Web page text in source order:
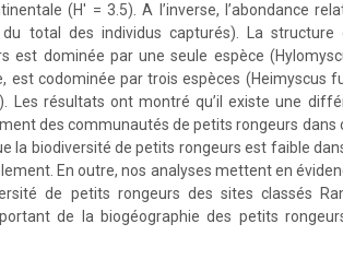
(H' = 3.5). A l’inverse, l’abondance
total des individus capturés). La structure
est dominée par une seule espèce
codominée par trois espèces (Heimyscus
Les résultats ont montré qu’il existe une
des communautés de petits rongeurs dans
la biodiversité de petits rongeurs est faible
En outre, nos analyses mettent en
de petits rongeurs des sites classés
de la biogéographie des petits